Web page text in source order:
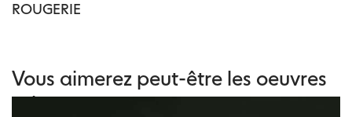
ROUGERIE
Vous aimerez peut-être les oeuvres
suivantes